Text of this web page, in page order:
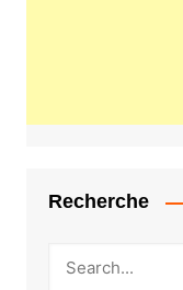
Recherche